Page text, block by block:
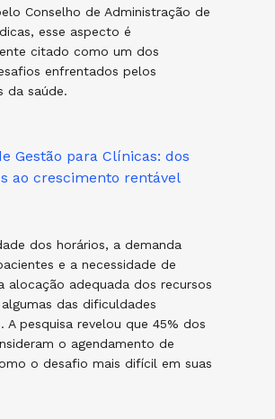
Conselho de Administração de
esse aspecto é
citado como um dos
enfrentados pelos
da saúde.
Gestão para Clínicas: dos
ao crescimento rentável
dos horários, a demanda
e a necessidade de
alocação adequada dos recursos
das dificuldades
A pesquisa revelou que 45% dos
o agendamento de
o desafio mais difícil em suas